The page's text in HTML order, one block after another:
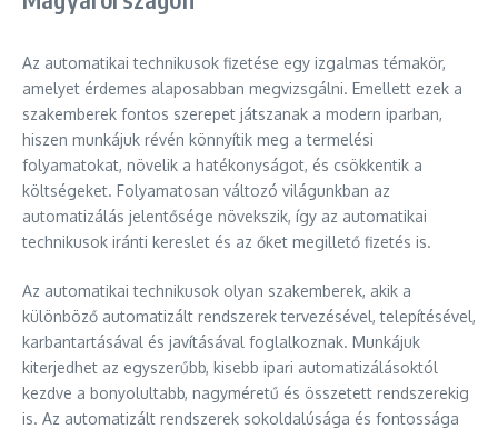
Az automatikai technikusok fizetése egy izgalmas témakör,
amelyet érdemes alaposabban megvizsgálni. Emellett ezek a
szakemberek fontos szerepet játszanak a modern iparban,
hiszen munkájuk révén könnyítik meg a termelési
folyamatokat, növelik a hatékonyságot, és csökkentik a
költségeket. Folyamatosan változó világunkban az
automatizálás jelentősége növekszik, így az automatikai
technikusok iránti kereslet és az őket megillető fizetés is.
Az automatikai technikusok olyan szakemberek, akik a
különböző automatizált rendszerek tervezésével, telepítésével,
karbantartásával és javításával foglalkoznak. Munkájuk
kiterjedhet az egyszerűbb, kisebb ipari automatizálásoktól
kezdve a bonyolultabb, nagyméretű és összetett rendszerekig
is. Az automatizált rendszerek sokoldalúsága és fontossága